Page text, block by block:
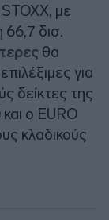
με
66,7 δισ.
θα
για
δείκτες της
ο EURO
κλαδικούς